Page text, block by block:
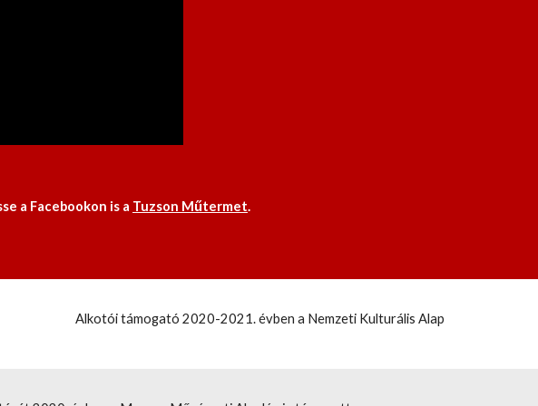
a Facebookon is a Tuzson Műtermet.
Alkotói támogató 2020-2021. évben a Nemzeti Kulturális Alap